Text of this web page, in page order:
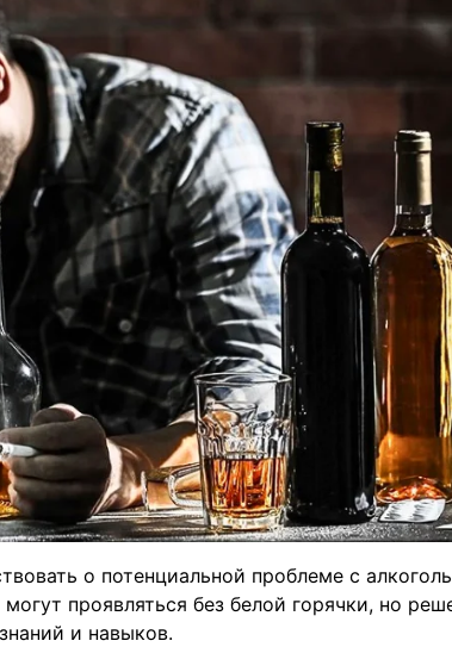
о потенциальной проблеме с
проявляться без белой горячки, но
и навыков.